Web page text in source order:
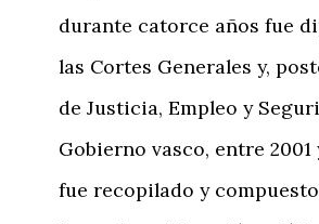
durante catorce años fue
las Cortes Generales y,
de Justicia, Empleo y
Gobierno vasco, entre
fue recopilado y